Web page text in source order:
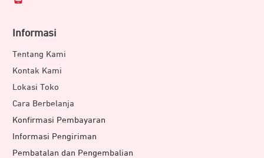
Informasi
Tentang Kami
Kontak Kami
Lokasi Toko
Cara Berbelanja
Konfirmasi Pembayaran
Informasi Pengiriman
Pembatalan dan Pengembalian